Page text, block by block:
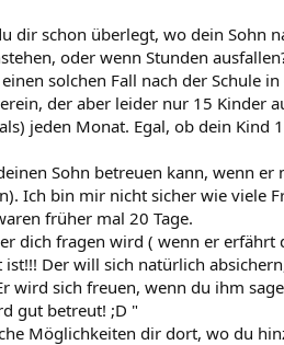
dir schon überlegt, wo dein Sohn
oder wenn Stunden
solchen Fall nach der Schule
der aber leider nur 15 Kinder
jeden Monat. Egal, ob dein Kind
Sohn betreuen kann, wenn er
Ich bin mir nicht sicher wie viele
früher mal 20 Tage.
dich fragen wird ( wenn er erfährt
Der will sich natürlich
wird sich freuen, wenn du ihm
gut betreut! ;D "
Möglichkeiten dir dort, wo du